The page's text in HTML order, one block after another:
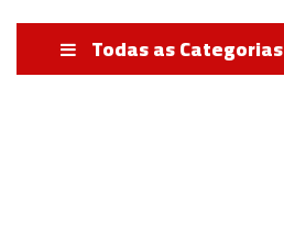
Todas as Categorias